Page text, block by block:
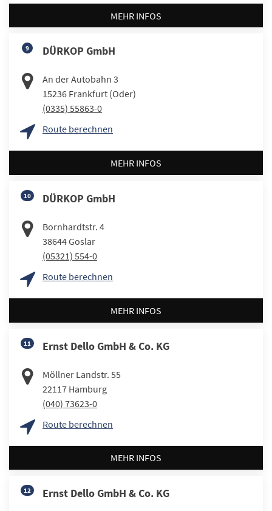
MEHR INFOS
9 DÜRKOP GmbH
An der Autobahn 3
15236 Frankfurt (Oder)
(0335) 55863-0
Route berechnen
MEHR INFOS
10 DÜRKOP GmbH
Bornhardtstr. 4
38644Goslar
(05321) 554-0
Route berechnen
MEHR INFOS
11 Ernst Dello GmbH & Co. KG
Möllner Landstr. 55
22117 Hamburg
(040) 73623-0
Route berechnen
MEHR INFOS
12 Ernst Dello GmbH & Co. KG